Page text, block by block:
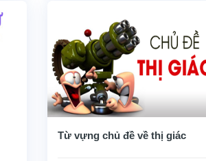
Từ vựng chủ đề về thị giác